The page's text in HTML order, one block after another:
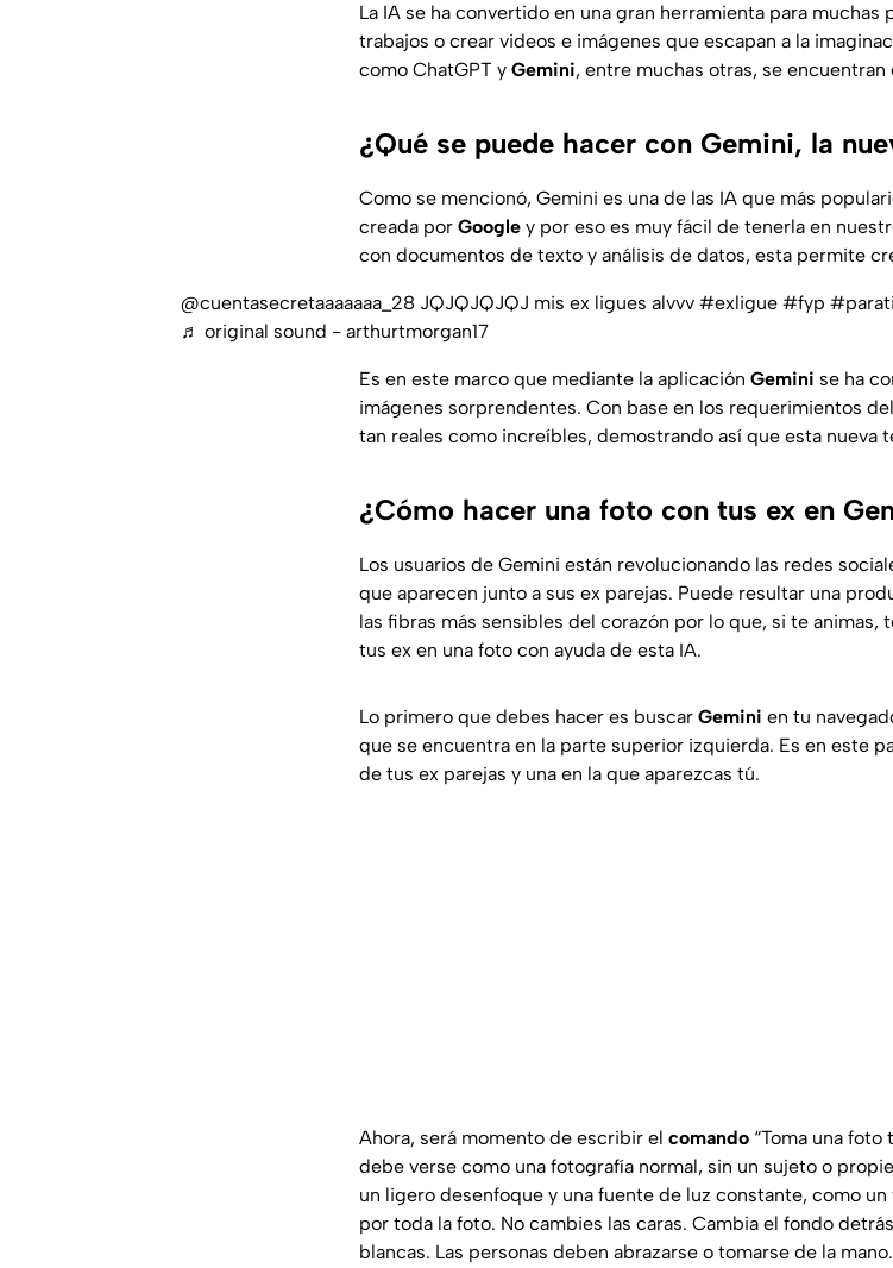
La IA se ha convertido en una gran herramienta para muchas
trabajos o crear videos e imágenes que escapan a la
como ChatGPT y Gemini, entre muchas otras, se
¿Qué se puede hacer con Gemini, la
Como se mencionó, Gemini es una de las IA que más
creada por Google y por eso es muy fácil de tenerla en
con documentos de texto y análisis de datos, esta permite
@cuentasecretaaaaaaa_28 JQJQJQJQJ mis ex ligues alvvv #exligue #fyp
♬ original sound - arthurtmorgan17
Es en este marco que mediante la aplicación Gemini se ha
imágenes sorprendentes. Con base en los requerimientos
tan reales como increíbles, demostrando así que esta nueva
¿Cómo hacer una foto con tus ex en
Los usuarios de Gemini están revolucionando las redes
que aparecen junto a sus ex parejas. Puede resultar una
las fibras más sensibles del corazón por lo que, si te animas,
tus ex en una foto con ayuda de esta IA.
Lo primero que debes hacer es buscar Gemini en tu
que se encuentra en la parte superior izquierda. Es en este
de tus ex parejas y una en la que aparezcas tú.
Ahora, será momento de escribir el comando “Toma una foto
debe verse como una fotografía normal, sin un sujeto o
un ligero desenfoque y una fuente de luz constante, como
por toda la foto. No cambies las caras. Cambia el fondo
blancas. Las personas deben abrazarse o tomarse de la